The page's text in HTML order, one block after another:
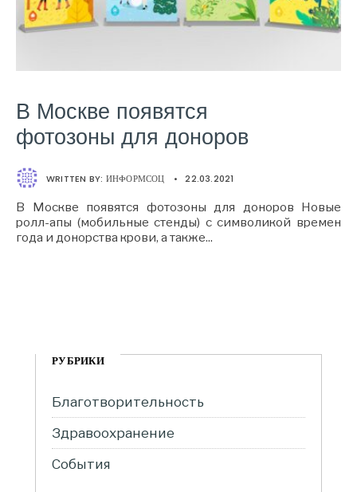
В Москве появятся
фотозоны для доноров
WRITTEN BY: ИНФОРМСОЦ • 22.03.2021
В Москве появятся фотозоны для доноров Новые
ролл-апы (мобильные стенды) с символикой времен
года и донорства крови, а также...
РУБРИКИ
Благотворительность
Здравоохранение
События